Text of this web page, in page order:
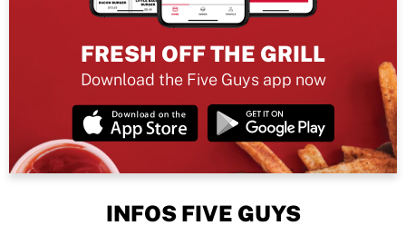
FRESH OFF THE GRILL
Download the Five Guys app now
INFOS FIVE GUYS